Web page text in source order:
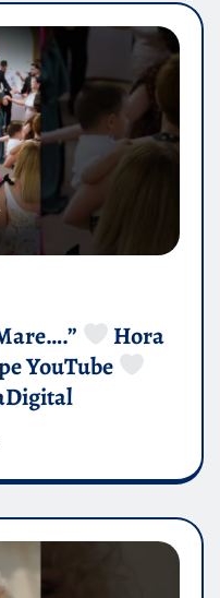
Hora
YouTube